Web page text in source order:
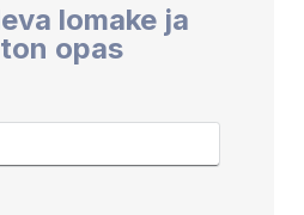
lomake ja
opas